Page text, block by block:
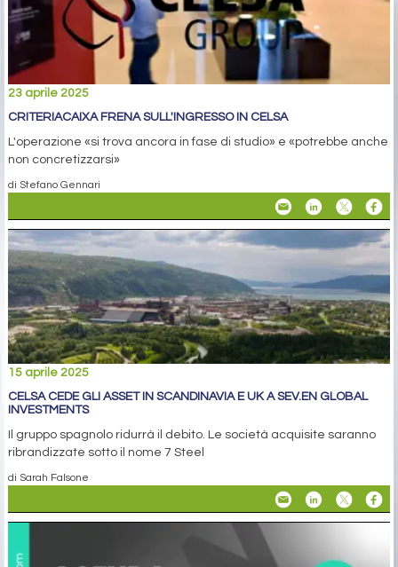
23 aprile 2025
CRITERIACAIXA FRENA SULL'INGRESSO IN CELSA
L'operazione «si trova ancora in fase di studio» e «potrebbe anche
non concretizzarsi»
di Stefano Gennari
15 aprile 2025
CELSA CEDE GLI ASSET IN SCANDINAVIA E UK A SEV.EN GLOBAL
INVESTMENTS
Il gruppo spagnolo ridurrà il debito. Le società acquisite saranno
ribrandizzate sotto il nome 7 Steel
di Sarah Falsone